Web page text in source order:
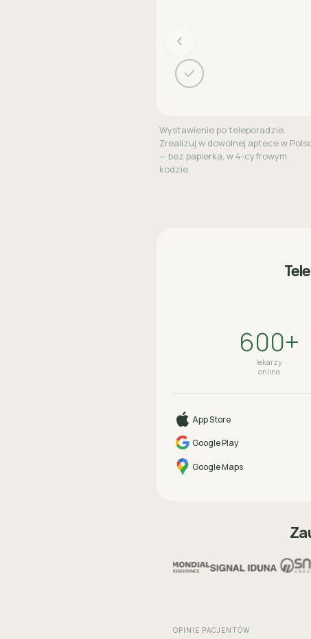
Wystawienie po teleporadzie.
Zrealizuj w dowolnej aptece w
— bez papierka, w 4-cyfrowym
kodzie.
600+
lekarzy
online
App Store
Google Play
Google Maps
OPINIE PACJENTÓW